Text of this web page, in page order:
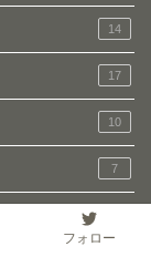
14
17
10
7
フォロー